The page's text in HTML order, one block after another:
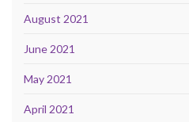
August 2021
June 2021
May 2021
April 2021